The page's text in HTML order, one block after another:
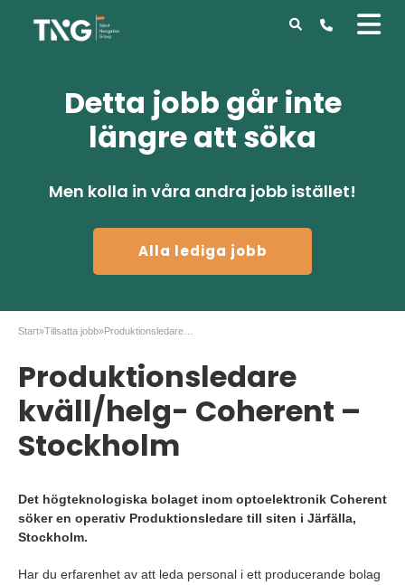
Detta jobb går inte
längre att söka
Men kolla in våra andra jobb istället!
Alla lediga jobb
Start»Tillsatta jobb»
Produktionsledare
kväll/helg- Coherent –
Stockholm
Det högteknologiska bolaget inom optoelektronik Coherent
söker en operativ Produktionsledare till siten i Järfälla,
Stockholm.
Har du erfarenhet av att leda personal i ett producerande bolag